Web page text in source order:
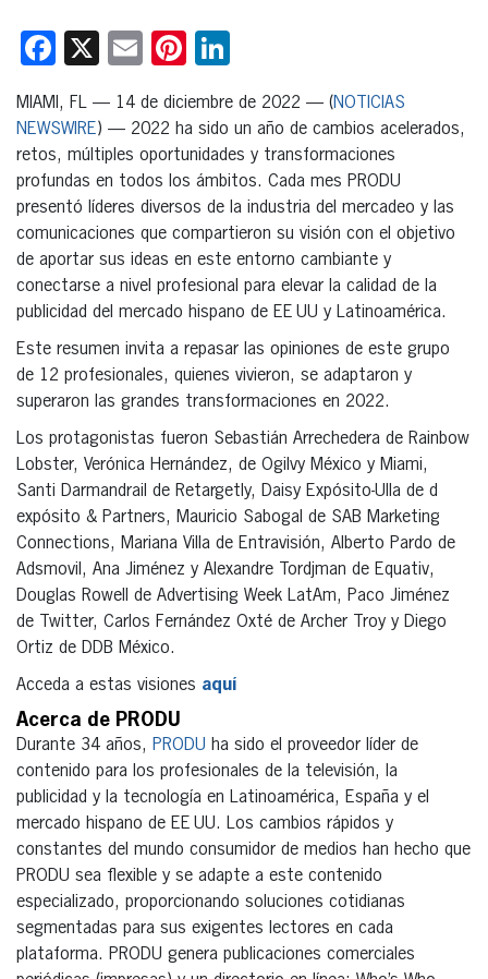
Facebook
X EmailPinterest
MIAMI, FL — 14 de diciembre de 2022 — (NOTICIAS
NEWSWIRE) — 2022 ha sido un año de cambios acelerados,
retos, múltiples oportunidades y transformaciones
profundas en todos los ámbitos. Cada mes PRODU
presentó líderes diversos de la industria del mercadeo y las
comunicaciones que compartieron su visión con el objetivo
de aportar sus ideas en este entorno cambiante y
conectarse a nivel profesional para elevar la calidad de la
publicidad del mercado hispano de EE UU y Latinoamérica.
Este resumen invita a repasar las opiniones de este grupo
de 12 profesionales, quienes vivieron, se adaptaron y
superaron las grandes transformaciones en 2022.
Los protagonistas fueron Sebastián Arrechedera de Rainbow
Lobster, Verónica Hernández, de Ogilvy México y Miami,
Santi Darmandrail de Retargetly, Daisy Expósito-Ulla de d
expósito & Partners, Mauricio Sabogal de SAB Marketing
Connections, Mariana Villa de Entravisión, Alberto Pardo de
Adsmovil, Ana Jiménez y Alexandre Tordjman de Equativ,
Douglas Rowell de Advertising Week LatAm, Paco Jiménez
de Twitter, Carlos Fernández Oxté de Archer Troy y Diego
Ortiz de DDB México.
Acceda a estas visiones aquí
Acerca de PRODU
Durante 34 años, PRODU ha sido el proveedor líder de
contenido para los profesionales de la televisión, la
publicidad y la tecnología en Latinoamérica, España y el
mercado hispano de EE UU. Los cambios rápidos y
constantes del mundo consumidor de medios han hecho que
PRODU sea flexible y se adapte a este contenido
especializado, proporcionando soluciones cotidianas
segmentadas para sus exigentes lectores en cada
plataforma. PRODU genera publicaciones comerciales